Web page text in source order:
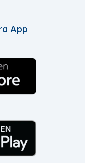
App